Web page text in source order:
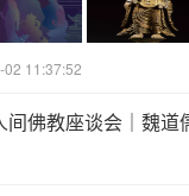
11:37:52